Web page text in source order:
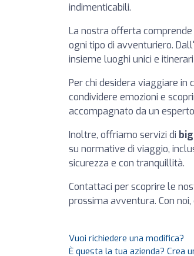
indimenticabili.
La nostra offerta
ogni tipo di avventuriero.
insieme luoghi unici e
Per chi desidera viaggiare in
condividere emozioni e
accompagnato da un
Inoltre, offriamo servizi di
su normative di viaggio,
sicurezza e con tranquillità.
Contattaci per scoprire le
prossima avventura. Con
Vuoi richiedere una modifica?
È questa la tua azienda? Crea